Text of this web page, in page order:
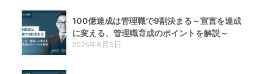
100億達成は管理職で9割決まる～宣言を達成
に変える、管理職育成のポイントを解説～
2026年8月5日